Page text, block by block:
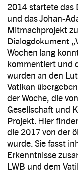
2014 startete das
und das Johan-
Mitmachprojekt
Dialogdokument
Wochen lang
kommentiert und
wurden an den
Vatikan
der Woche, die
Gesellschaft und
Projekt. Hier
die 2017 von der
wurde. Sie fasst
Erkenntnisse
LWB und dem